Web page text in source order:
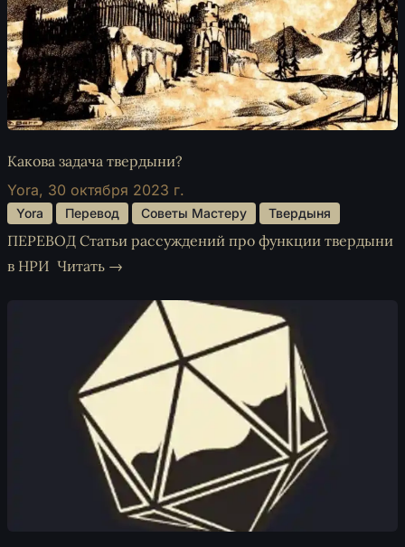
Какова задача твердыни?
Yora, 30 октября 2023 г.
Yora Перевод Советы Мастеру Твердыня
ПЕРЕВОД Статьи рассуждений про функции твердыни
в НРИ Читать →